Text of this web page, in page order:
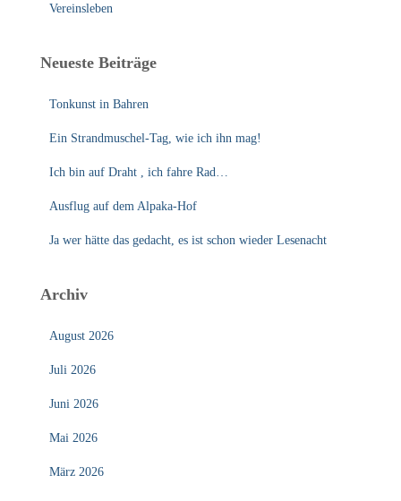
Vereinsleben
Neueste Beiträge
Tonkunst in Bahren
Ein Strandmuschel-Tag, wie ich ihn mag!
Ich bin auf Draht , ich fahre Rad…
Ausflug auf dem Alpaka-Hof
Ja wer hätte das gedacht, es ist schon wieder Lesenacht
Archiv
August 2026
Juli 2026
Juni 2026
Mai 2026
März 2026